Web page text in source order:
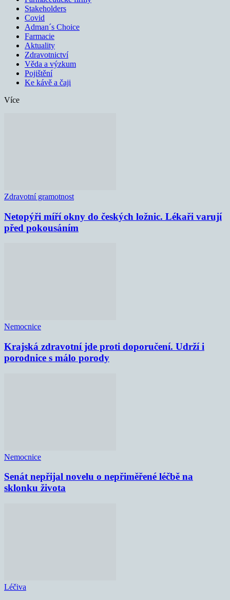
Stakeholders
Covid
Adman´s Choice
Farmacie
Aktuality
Zdravotnictví
Věda a výzkum
Pojištění
Ke kávě a čaji
Více
Zdravotní gramotnost
Netopýři míří okny do českých ložnic. Lékaři varují
před pokousáním
Nemocnice
Krajská zdravotní jde proti doporučení. Udrží i
porodnice s málo porody
Nemocnice
Senát nepřijal novelu o nepřiměřené léčbě na
sklonku života
Léčiva